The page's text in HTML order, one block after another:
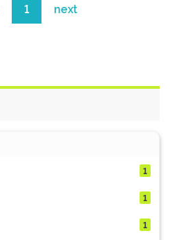
1 next
1
1
1